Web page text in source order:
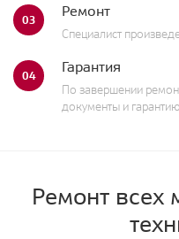
03 Ремонт
Специалист
04 Гарантия
По завершении
документы и
Ремонт всех